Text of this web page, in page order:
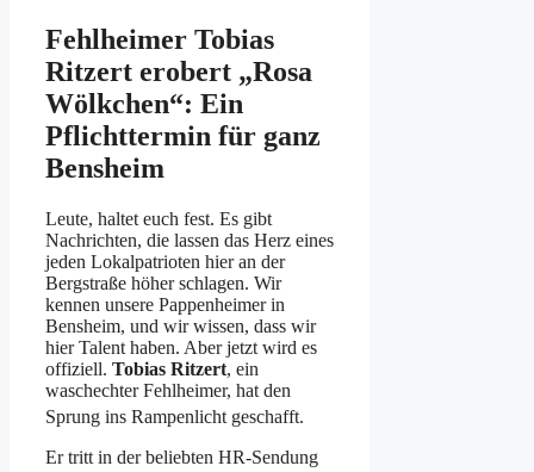
Fehlheimer Tobias
Ritzert erobert „Rosa
Wölkchen“: Ein
Pflichttermin für ganz
Bensheim
Leute, haltet euch fest. Es gibt
Nachrichten, die lassen das Herz eines
jeden Lokalpatrioten hier an der
Bergstraße höher schlagen. Wir
kennen unsere Pappenheimer in
Bensheim, und wir wissen, dass wir
hier Talent haben. Aber jetzt wird es
offiziell. Tobias Ritzert, ein
waschechter Fehlheimer, hat den
Sprung ins Rampenlicht geschafft.
Er tritt in der beliebten HR-Sendung